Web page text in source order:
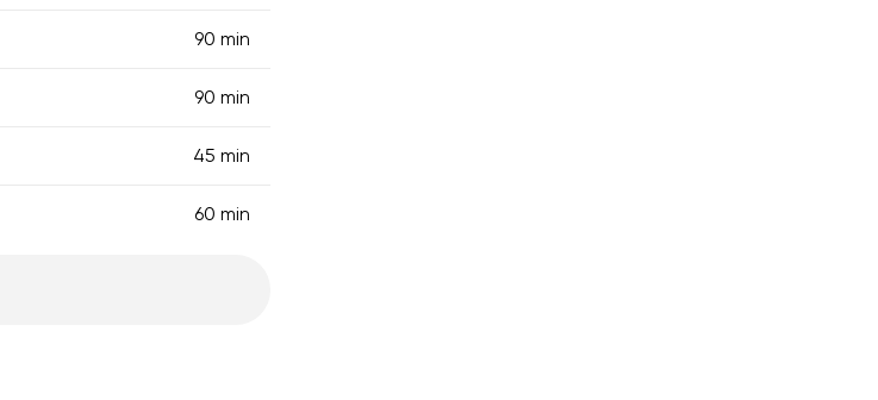
90 min
90 min
45 min
60 min